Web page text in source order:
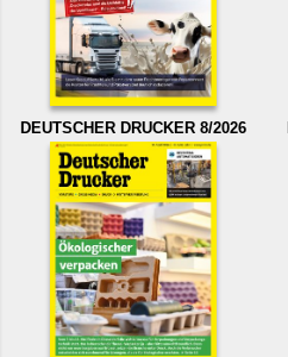
DEUTSCHER DRUCKER 8/2026